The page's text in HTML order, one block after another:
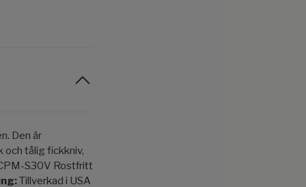
Den är
och tålig fickkniv,
S30V Rostfritt
Tillverkad i USA